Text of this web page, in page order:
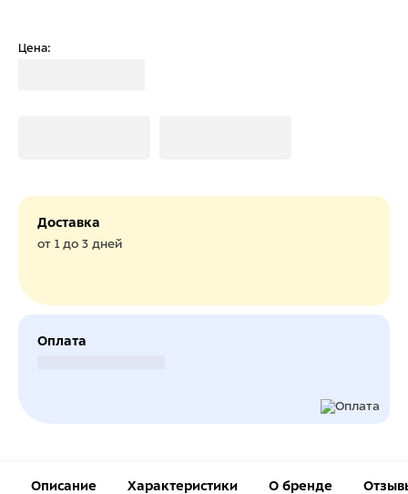
Цена:
Доставка
от 1 до 3 дней
Оплата
Описание Характеристики О бренде